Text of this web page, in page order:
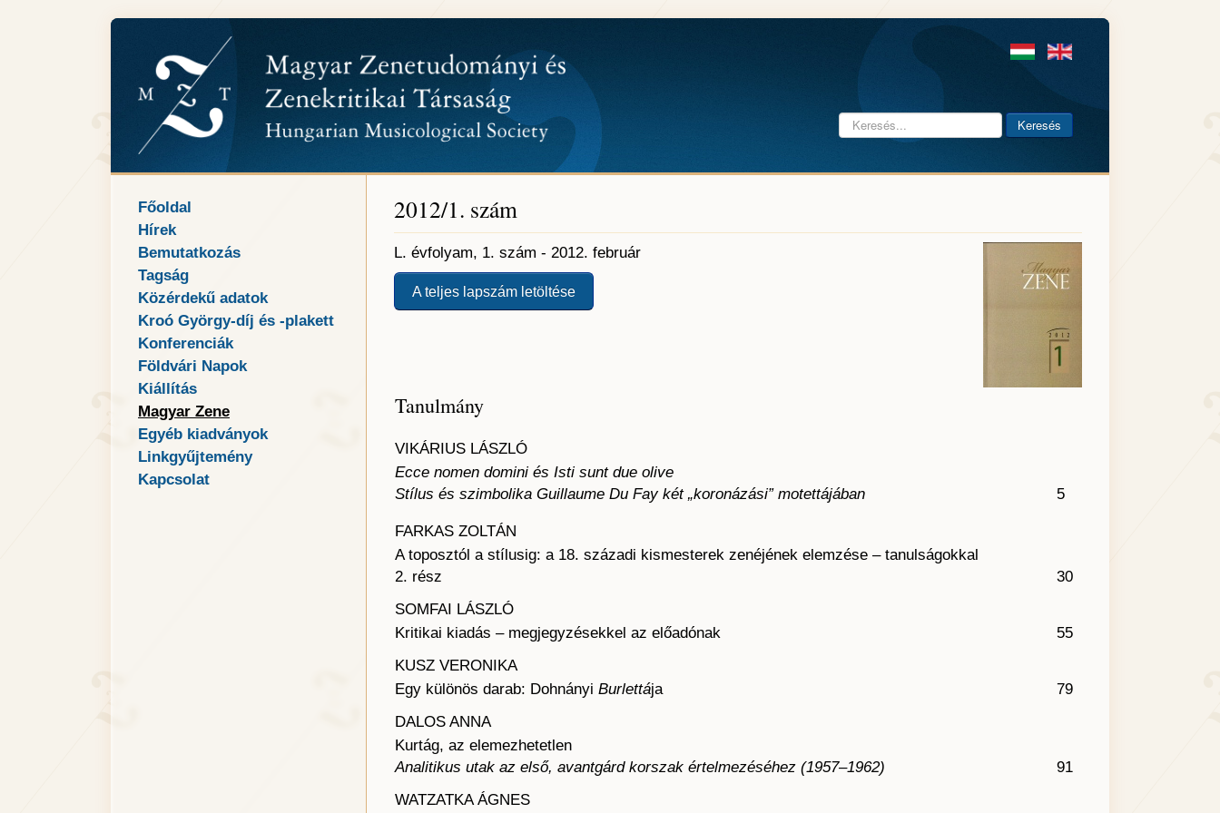
Keresés... Keresés
Főoldal
Hírek
Bemutatkozás
Tagság
Közérdekű adatok
Kroó György-díj és -plakett
Konferenciák
Földvári Napok
Kiállítás
Magyar Zene
Egyéb kiadványok
Linkgyűjtemény
Kapcsolat
2012/1. szám
L. évfolyam, 1. szám - 2012. február
A teljes lapszám letöltése
Tanulmány
VIKÁRIUS LÁSZLÓ
Ecce nomen domini és Isti sunt due olive
Stílus és szimbolika Guillaume Du Fay két „koronázási” motettájában
5
FARKAS ZOLTÁN
A toposztól a stílusig: a 18. századi kismesterek zenéjének elemzése – tanulságokkal
2. rész
30
SOMFAI LÁSZLÓ
Kritikai kiadás – megjegyzésekkel az előadónak
55
KUSZ VERONIKA
Egy különös darab: Dohnányi Burlettája
79
DALOS ANNA
Kurtág, az elemezhetetlen
Analitikus utak az első, avantgárd korszak értelmezéséhez (1957–1962)
91
WATZATKA ÁGNES